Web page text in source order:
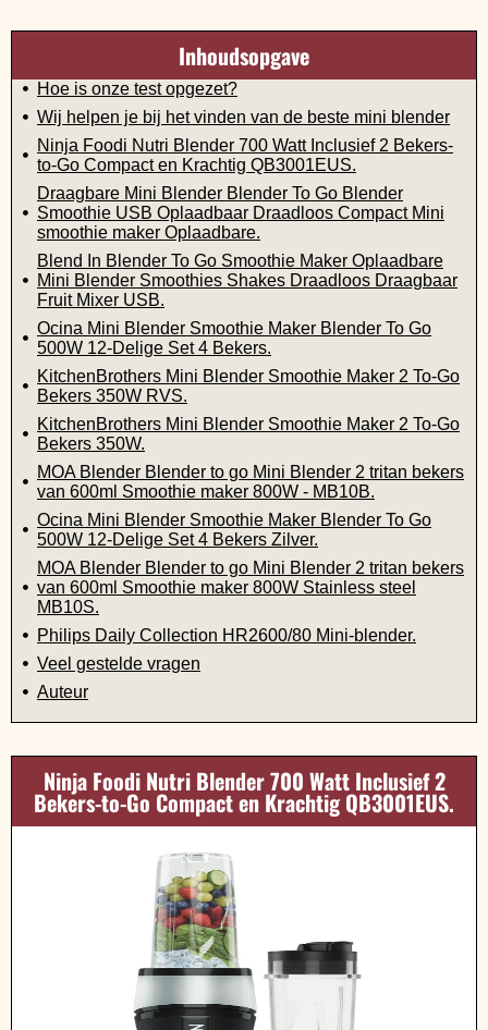
Inhoudsopgave
Hoe is onze test opgezet?
Wij helpen je bij het vinden van de beste mini blender
Ninja Foodi Nutri Blender 700 Watt Inclusief 2 Bekers-
to-Go Compact en Krachtig QB3001EUS.
Draagbare Mini Blender Blender To Go Blender
Smoothie USB Oplaadbaar Draadloos Compact Mini
smoothie maker Oplaadbare.
Blend In Blender To Go Smoothie Maker Oplaadbare
Mini Blender Smoothies Shakes Draadloos Draagbaar
Fruit Mixer USB.
Ocina Mini Blender Smoothie Maker Blender To Go
500W 12-Delige Set 4 Bekers.
KitchenBrothers Mini Blender Smoothie Maker 2 To-Go
Bekers 350W RVS.
KitchenBrothers Mini Blender Smoothie Maker 2 To-Go
Bekers 350W.
MOA Blender Blender to go Mini Blender 2 tritan bekers
van 600ml Smoothie maker 800W - MB10B.
Ocina Mini Blender Smoothie Maker Blender To Go
500W 12-Delige Set 4 Bekers Zilver.
MOA Blender Blender to go Mini Blender 2 tritan bekers
van 600ml Smoothie maker 800W Stainless steel
MB10S.
Philips Daily Collection HR2600/80 Mini-blender.
Veel gestelde vragen
Auteur
Ninja Foodi Nutri Blender 700 Watt Inclusief 2
Bekers-to-Go Compact en Krachtig QB3001EUS.